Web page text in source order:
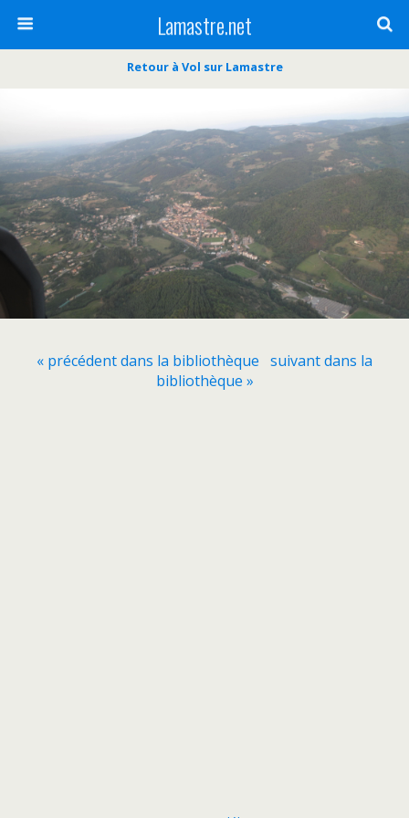
Lamastre.net
Retour à Vol sur Lamastre
« précédent dans la bibliothèque suivant dans la
bibliothèque »